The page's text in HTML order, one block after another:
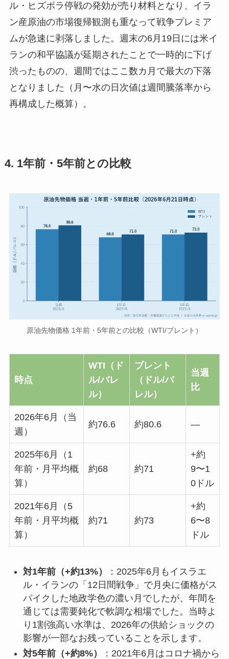
ル・ヒズボラ停戦の発効が売り材料となり、イラ
ン産原油の市場復帰観測も重なって戦争プレミア
ムが急速に剥落しました。週末の6月19日には米イ
ランの和平協議が延期されたことで一時的に下げ
渋ったものの、週間ではここ数カ月で最大の下落
となりました（月〜水の日次値は週間騰落率から
再構成した概算）。
4. 1年前・5年前との比較
原油先物価格 1年前・5年前との比較（WTI/ブレント）
時点
WTI（ド
ル/バレ
ル）
ブレント
（ドル/バ
レル）
当週
比
2026年6月（当
週）
約76.6 約80.6 ―
2025年6月（1
年前・月平均概
算）
約68 約71
+約
9〜1
0ドル
2021年6月（5
年前・月平均概
算）
約71 約73
+約
6〜8
ドル
対1年前（+約13%）
：2025年6月もイスラエ
ル・イランの「12日間戦争」で月央に価格がス
パイクした地政学色の濃い月でしたが、年間を
通じては需要鈍化で軟調な相場でした。当時よ
り1割強高い水準は、2026年の供給ショックの
影響が一部なお残っていることを示します。
対5年前（+約8%）
：2021年6月はコロナ禍から